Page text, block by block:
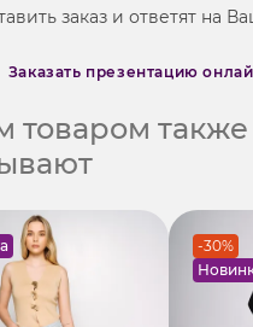
заказ и ответят на
Заказать презентацию
товаром также
-30%